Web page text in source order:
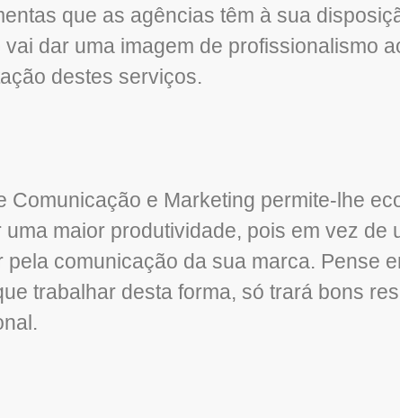
que as agências têm à sua
dar uma imagem de profissionalismo
destes serviços.
Comunicação e Marketing permite-lhe
maior produtividade, pois em vez de
comunicação da sua marca. Pense
trabalhar desta forma, só trará bons